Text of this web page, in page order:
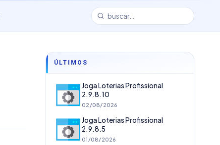
ÚLTIMOS
Joga Loterias Profissional
2.9.8.10
02/08/2026
Joga Loterias Profissional
2.9.8.5
01/08/2026